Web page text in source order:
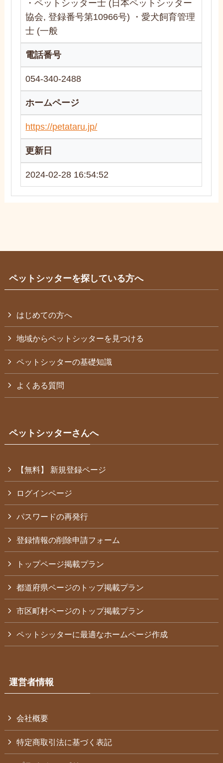
・ペットシッター士 (日本ペットシッター
協会, 登録番号第10966号) ・愛犬飼育管理
士 (一般
電話番号
054-340-2488
ホームページ
https://petataru.jp/
更新日
2024-02-28 16:54:52
ペットシッターを探している方へ
はじめての方へ
地域からペットシッターを見つける
ペットシッターの基礎知識
よくある質問
ペットシッターさんへ
【無料】 新規登録ページ
ログインページ
パスワードの再発行
登録情報の削除申請フォーム
トップページ掲載プラン
都道府県ページのトップ掲載プラン
市区町村ページのトップ掲載プラン
ペットシッターに最適なホームページ作成
運営者情報
会社概要
特定商取引法に基づく表記